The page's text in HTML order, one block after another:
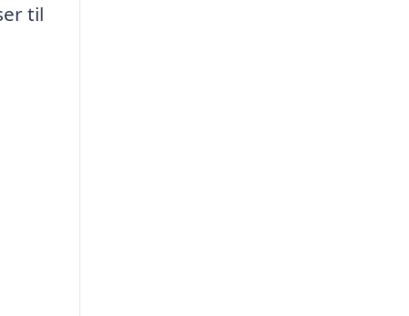
til